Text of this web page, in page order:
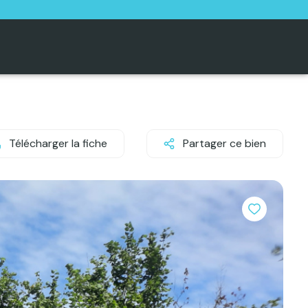
Télécharger la fiche Partager ce bien